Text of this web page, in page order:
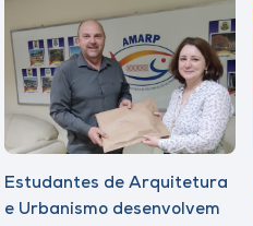
Estudantes de Arquitetura
e Urbanismo desenvolvem